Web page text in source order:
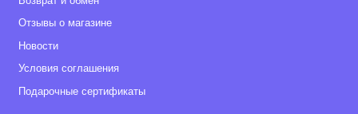
Отзывы о магазине
Новости
Условия соглашения
Подарочные сертификаты